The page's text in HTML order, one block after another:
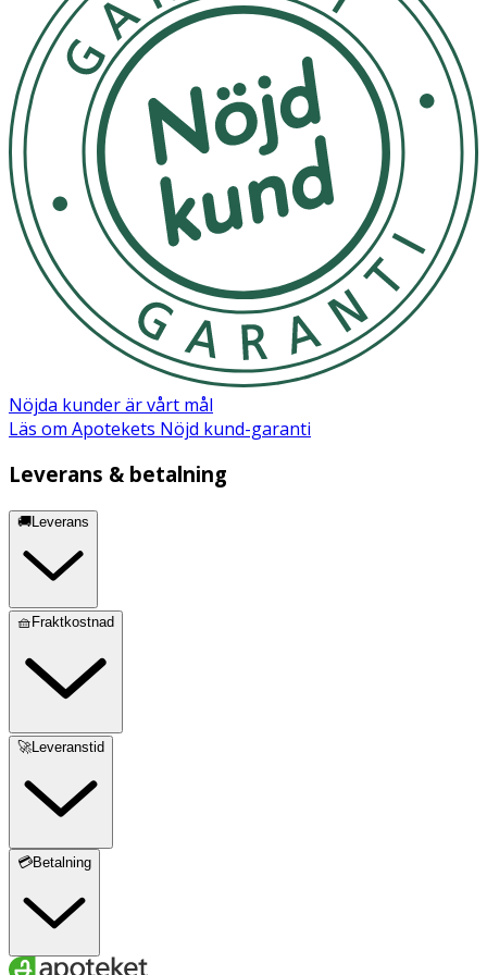
MSUD Lophlex LQär avsedd från 4 år och upp i vuxen
ålder. Intaget av MSUD Lophlex LQ bör spridas över
dagen och intas i samband med måltid och extra vätska.
MSUD Lophlex LQ smakar i allmänhet bäst kylskåpskall.
Skaka drycken noga för att vara säker på att alla
aminosyror och näringsämnen blandas väl. Ej lämplig
som enda näringskälla.
Nöjda kunder är vårt mål
Läs om Apotekets Nöjd kund-garanti
Leverans & betalning
🚚Leverans
🧺Fraktkostnad
🚀Leveranstid
💳Betalning